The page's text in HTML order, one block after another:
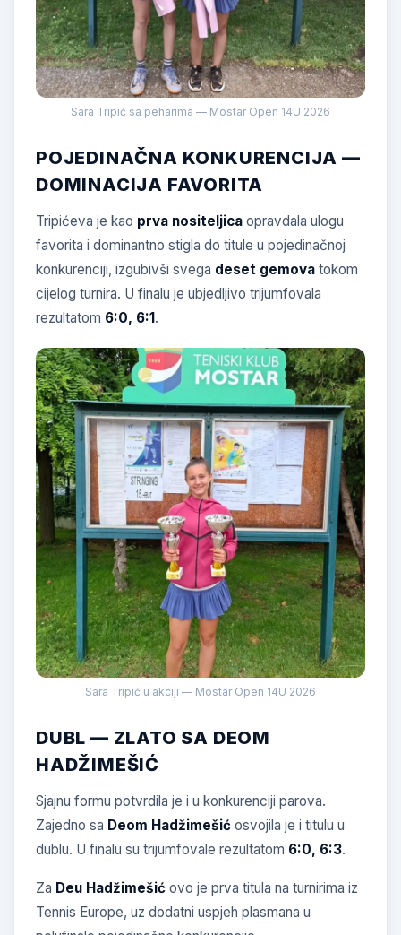
Sara Tripić sa peharima — Mostar Open 14U 2026
POJEDINAČNA KONKURENCIJA —
DOMINACIJA FAVORITA
Tripićeva je kao prva nositeljica opravdala ulogu
favorita i dominantno stigla do titule u pojedinačnoj
konkurenciji, izgubivši svega deset gemova tokom
cijelog turnira. U finalu je ubjedljivo trijumfovala
rezultatom 6:0, 6:1.
Sara Tripić u akciji — Mostar Open 14U 2026
DUBL — ZLATO SA DEOM
HADŽIMEŠIĆ
Sjajnu formu potvrdila je i u konkurenciji parova.
Zajedno sa Deom Hadžimešić osvojila je i titulu u
dublu. U finalu su trijumfovale rezultatom 6:0, 6:3.
Za Deu Hadžimešić ovo je prva titula na turnirima iz
Tennis Europe, uz dodatni uspjeh plasmana u